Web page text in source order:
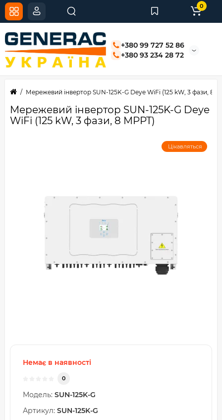
+380 99 727 52 86
+380 93 234 28 72
0
Мережевий інвертор SUN-125K-G Deye WiFi (125 kW, 3 фази, 8
Мережевий інвертор SUN-125K-G Deye
WiFi (125 kW, 3 фази, 8 MPPT)
Цікавляться
Немає в наявності
0
Модель: SUN-125K-G
Артикул: SUN-125K-G